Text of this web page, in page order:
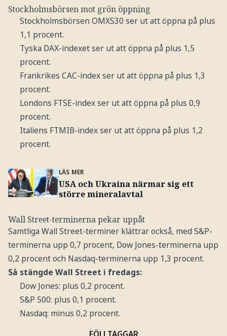
Stockholmsbörsen mot grön öppning
Stockholmsbörsen OMXS30 ser ut att öppna på plus
1,1 procent.
Tyska DAX-indexet ser ut att öppna på plus 1,5
procent.
Frankrikes CAC-index ser ut att öppna på plus 1,3
procent.
Londons FTSE-index ser ut att öppna på plus 0,9
procent.
Italiens FTMIB-index ser ut att öppna på plus 1,2
procent.
LÄS MER
USA och Ukraina närmar sig ett
större mineralavtal
Wall Street-terminerna pekar uppåt
Samtliga Wall Street-terminer klättrar också, med S&P-
terminerna upp 0,7 procent, Dow Jones-terminerna upp
0,2 procent och Nasdaq-terminerna upp 1,3 procent.
Så stängde Wall Street i fredags:
Dow Jones: plus 0,2 procent.
S&P 500: plus 0,1 procent.
Nasdaq: minus 0,2 procent.